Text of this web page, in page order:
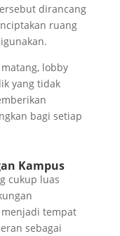
dirancang
ruang
lobby
yang tidak
bagi setiap
Kampus
cukup luas
tempat
sebagai